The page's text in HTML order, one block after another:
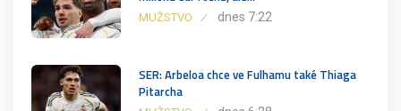
MUŽSTVO dnes 7:22
SER: Arbeloa chce ve Fulhamu také Thiaga
Pitarcha